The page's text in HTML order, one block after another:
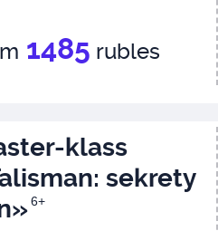
1485 rubles
klass
sekrety
6+